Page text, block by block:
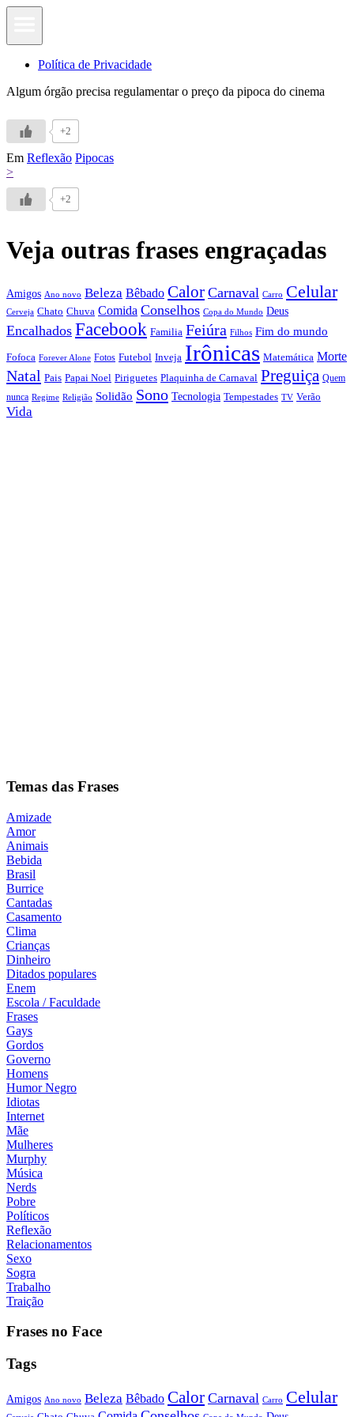
Política de Privacidade
Algum órgão precisa regulamentar o preço da pipoca do cinema
+2
Em Reflexão Pipocas
>
+2
Veja outras frases engraçadas
Amigos Ano novo Beleza Bêbado Calor Carnaval Carro Celular
Cerveja Chato Chuva Comida Conselhos Copa do Mundo Deus
Encalhados Facebook Familia Feiúra Filhos Fim do mundo
Fofoca Forever Alone Fotos Futebol Inveja Irônicas Matemática Morte
Natal Pais Papai Noel Piriguetes Plaquinha de Carnaval Preguiça Quem
nunca Regime Religião Solidão Sono Tecnologia Tempestades TV Verão
Vida
Temas das Frases
Amizade
Amor
Animais
Bebida
Brasil
Burrice
Cantadas
Casamento
Clima
Crianças
Dinheiro
Ditados populares
Enem
Escola / Faculdade
Frases
Gays
Gordos
Governo
Homens
Humor Negro
Idiotas
Internet
Mãe
Mulheres
Murphy
Música
Nerds
Pobre
Políticos
Reflexão
Relacionamentos
Sexo
Sogra
Trabalho
Traição
Frases no Face
Tags
Amigos Ano novo Beleza Bêbado Calor Carnaval Carro Celular